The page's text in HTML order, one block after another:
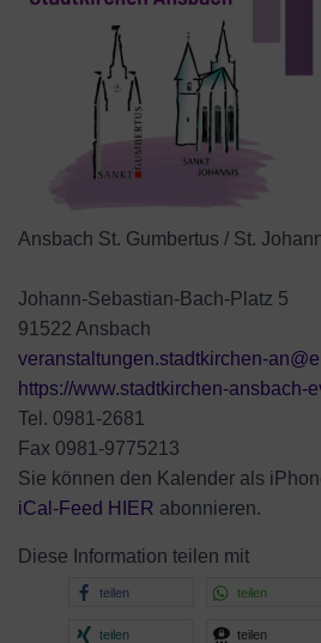
Ansbach St. Gumbertus / St.
Johann-Sebastian-Bach-Platz 5
91522 Ansbach
veranstaltungen.stadtkirchen-
https://www.stadtkirchen-ansbach-
Tel. 0981-2681
Fax 0981-9775213
Sie können den Kalender als
iCal-Feed HIER abonnieren.
Diese Information teilen mit
teilen teilen
teilen teilen